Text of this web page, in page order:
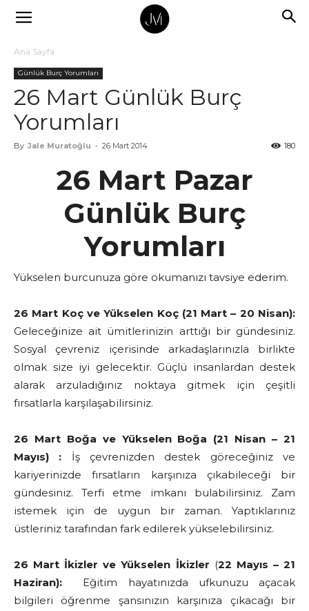
Ana Sayfa
Günlük Burç Yorumları
26 Mart Günlük Burç
Yorumları
By Jale Muratoğlu - 26 Mart 2014 180
26 Mart Pazar
Günlük Burç
Yorumları
Yükselen burcunuza göre okumanızı tavsiye ederim.
26 Mart Koç ve Yükselen Koç (21 Mart – 20 Nisan):
Geleceğinize ait ümitlerinizin arttığı bir gündesiniz.
Sosyal çevreniz içerisinde arkadaşlarınızla birlikte
olmak size iyi gelecektir. Güçlü insanlardan destek
alarak arzuladığınız noktaya gitmek için çeşitli
fırsatlarla karşılaşabilirsiniz.
26 Mart Boğa ve Yükselen Boğa (21 Nisan – 21
Mayıs) : İş çevrenizden destek göreceğiniz ve
kariyerinizde fırsatların karşınıza çıkabileceği bir
gündesiniz. Terfi etme imkanı bulabilirsiniz. Zam
istemek için de uygun bir zaman. Yaptıklarınız
üstleriniz tarafından fark edilerek yükselebilirsiniz.
26 Mart İkizler ve Yükselen İkizler (22 Mayıs – 21
Haziran):
Eğitim hayatınızda ufkunuzu açacak
bilgileri öğrenme şansınızın karşınıza çıkacağı bir